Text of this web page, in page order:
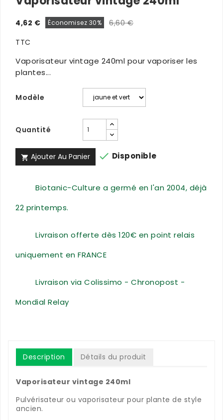
4,62 € Économisez 30%
6,60 €
TTC
Vaporisateur vintage 240ml pour vaporiser les
plantes...
Modèle
Quantité
 Ajouter Au Panier  Disponible
Biotanic-Culture a germé en l'an 2004, déjà
22 printemps.
Livraison offerte dès 120€ en point relais
uniquement en FRANCE
Livraison via Colissimo - Chronopost -
Mondial Relay
Description Détails du produit
Vaporisateur vintage 240ml
Pulvérisateur ou vaporisateur pour plante de style
ancien.